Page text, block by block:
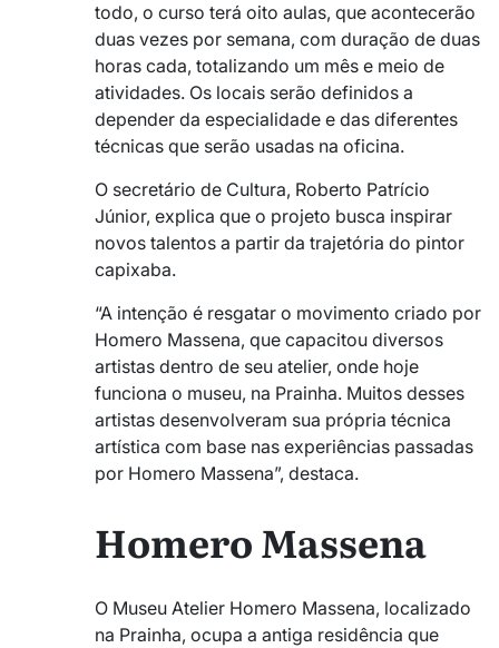
todo, o curso terá oito aulas, que acontecerão
duas vezes por semana, com duração de duas
horas cada, totalizando um mês e meio de
atividades. Os locais serão definidos a
depender da especialidade e das diferentes
técnicas que serão usadas na oficina.
O secretário de Cultura, Roberto Patrício
Júnior, explica que o projeto busca inspirar
novos talentos a partir da trajetória do pintor
capixaba.
“A intenção é resgatar o movimento criado por
Homero Massena, que capacitou diversos
artistas dentro de seu atelier, onde hoje
funciona o museu, na Prainha. Muitos desses
artistas desenvolveram sua própria técnica
artística com base nas experiências passadas
por Homero Massena”, destaca.
Homero Massena
O Museu Atelier Homero Massena, localizado
na Prainha, ocupa a antiga residência que